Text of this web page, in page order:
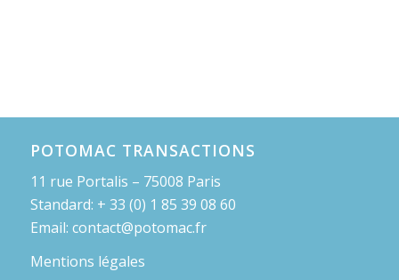
POTOMAC TRANSACTIONS
11 rue Portalis – 75008 Paris
Standard: + 33 (0) 1 85 39 08 60
Email: contact@potomac.fr
Mentions légales